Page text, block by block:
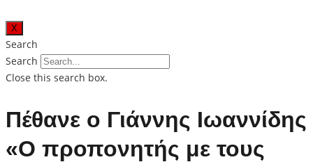
X
Search
Search
Close this search box.
Πέθανε ο Γιάννης Ιωαννίδης
«Ο προπονητής με τους